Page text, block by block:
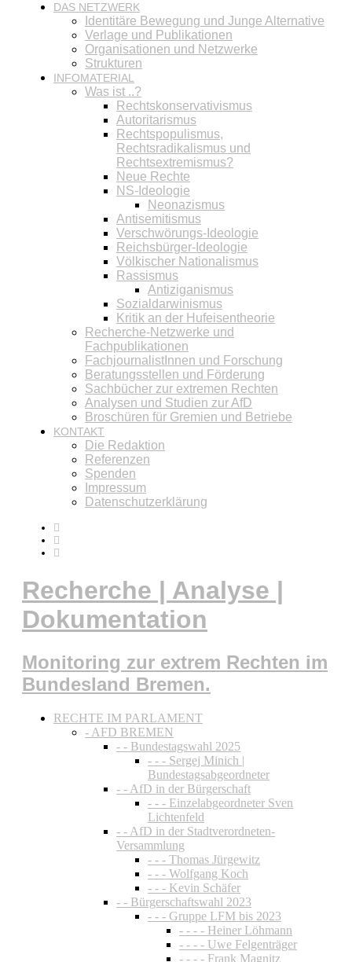
DAS NETZWERK
Identitäre Bewegung und Junge Alternative
Verlage und Publikationen
Organisationen und Netzwerke
Strukturen
INFOMATERIAL
Was ist ..?
Rechtskonservativismus
Autoritarismus
Rechtspopulismus,
Rechtsradikalismus und
Rechtsextremismus?
Neue Rechte
NS-Ideologie
Neonazismus
Antisemitismus
Verschwörungs-Ideologie
Reichsbürger-Ideologie
Völkischer Nationalismus
Rassismus
Antiziganismus
Sozialdarwinismus
Kritik an der Hufeisentheorie
Recherche-Netzwerke und
Fachpublikationen
FachjournalistInnen und Forschung
Beratungsstellen und Förderung
Sachbücher zur extremen Rechten
Analysen und Studien zur AfD
Broschüren für Gremien und Betriebe
KONTAKT
Die Redaktion
Referenzen
Spenden
Impressum
Datenschutzerklärung
Recherche | Analyse |
Dokumentation
Monitoring zur extrem Rechten im
Bundesland Bremen.
RECHTE IM PARLAMENT
- AFD BREMEN
- - Bundestagswahl 2025
- - - Sergej Minich |
Bundestagsabgeordneter
- - AfD in der Bürgerschaft
- - - Einzelabgeordneter Sven
Lichtenfeld
- - AfD in der Stadtverordneten-
Versammlung
- - - Thomas Jürgewitz
- - - Wolfgang Koch
- - - Kevin Schäfer
- - Bürgerschaftswahl 2023
- - - Gruppe LFM bis 2023
- - - - Heiner Löhmann
- - - - Uwe Felgenträger
- - - - Frank Magnitz